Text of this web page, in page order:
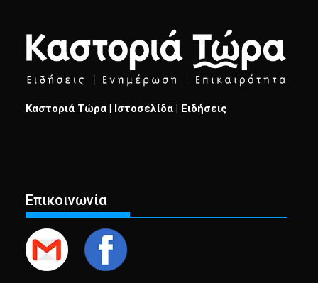
Καστοριά Τώρα | Ιστοσελίδα | Ειδήσεις
Επικοινωνία